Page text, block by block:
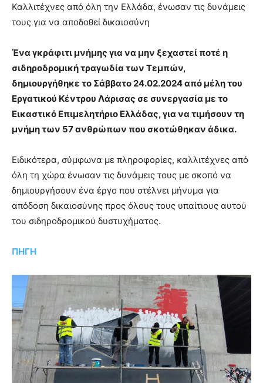
Καλλιτέχνες από όλη την Ελλάδα, ένωσαν τις δυνάμεις
τους για να αποδοθεί δικαιοσύνη
Ένα γκράφιτι μνήμης για να μην ξεχαστεί ποτέ η
σιδηροδρομική τραγωδία των Τεμπών,
δημιουργήθηκε το Σάββατο 24.02.2024 από μέλη του
Εργατικού Κέντρου Λάρισας σε συνεργασία με το
Εικαστικό Επιμελητήριο Ελλάδας, για να τιμήσουν τη
μνήμη των 57 ανθρώπων που σκοτώθηκαν άδικα.
Ειδικότερα, σύμφωνα με πληροφορίες, καλλιτέχνες από
όλη τη χώρα ένωσαν τις δυνάμεις τους με σκοπό να
δημιουργήσουν ένα έργο που στέλνει μήνυμα για
απόδοση δικαιοσύνης προς όλους τους υπαίτιους αυτού
του σιδηροδρομικού δυστυχήματος.
ΠΗΓΗ